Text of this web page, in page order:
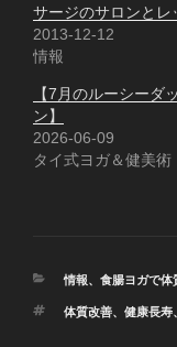
サージのサロンとレ
2013-12-12
情報
【7月のルーシーダ
ン】
2026-06-09
タイ式ヨガ＆健美術
カ
ゴ
情報、 食腸ヨガで体
タ
体質改善、 健康長寿、